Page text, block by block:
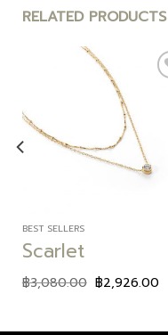
RELATED PRODUCTS
BEST SELLERS
Scarlet
฿3,080.00 ฿2,926.00